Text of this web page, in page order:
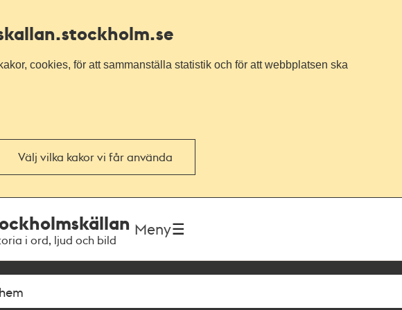
.stockholm.se
cookies, för att sammanställa statistik och för att webbplatsen ska
Välj vilka kakor vi får använda
i ord, ljud och bild
Meny